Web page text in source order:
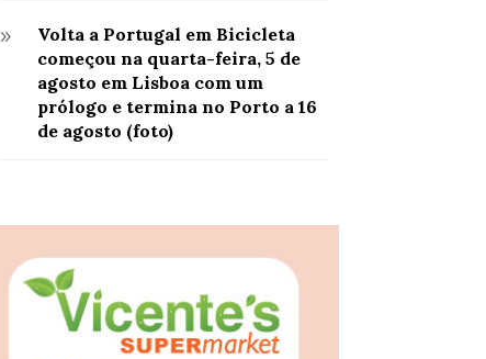
9
Volta a Portugal em Bicicleta
começou na quarta-feira, 5 de
agosto em Lisboa com um
prólogo e termina no Porto a 16
de agosto (foto)